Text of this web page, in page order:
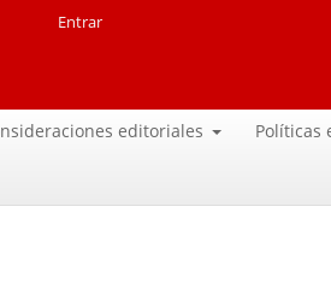
editoriales
Entrar